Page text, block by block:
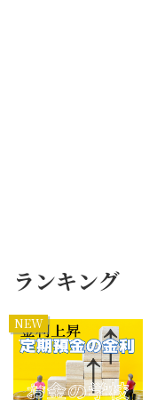
ランキング
NEW